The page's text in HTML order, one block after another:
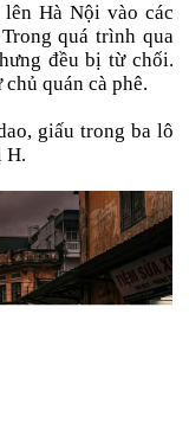
Hà Nội vào các
quá trình qua
đều bị từ chối.
quán cà phê.
giấu trong ba lô
H.